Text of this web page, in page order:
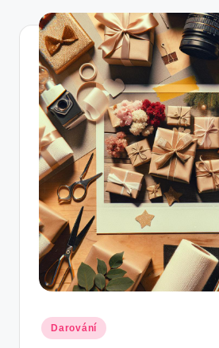
D
Posted
in
Darování